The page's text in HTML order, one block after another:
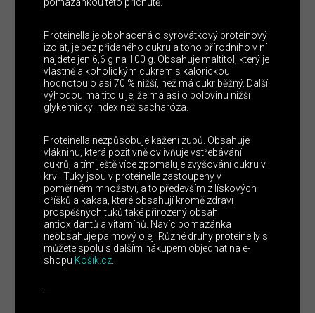
Proteinella je obohacená o syrovátkový proteinový
izolát, je bez přidaného cukru a toho přírodního v ní
najdete jen 6,6 g na 100 g. Obsahuje maltitol, který je
vlastně alkoholickým cukrem s kalorickou
hodnotou o asi 70 % nižší, než má cukr běžný. Další
výhodou maltitolu je, že má asi o polovinu nižší
glykemický index než sacharóza.
Proteinella nezpůsobuje kažení zubů. Obsahuje
vlákninu, která pozitivně ovlivňuje vstřebávání
cukrů, a tím ještě více zpomaluje zvyšování cukru v
krvi. Tuky jsou v proteinelle zastoupeny v
poměrném množství, a to především z lískových
oříšků a kakaa, které obsahují kromě zdraví
prospěšných tuků také přirozený obsah
antioxidantů a vitamínů. Navíc pomazánka
neobsahuje palmový olej. Různé druhy proteinelly si
můžete spolu s dalším nákupem objednat na e-
shopu Košík.cz
—